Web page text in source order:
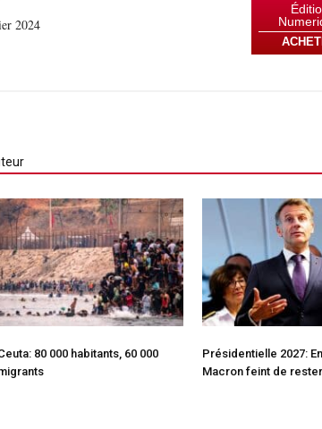
2024
80 000 habitants, 60 000
Présidentielle 2027:
Macron feint de